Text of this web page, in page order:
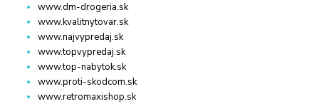
www.dm-drogeria.sk
www.kvalitnytovar.sk
www.najvypredaj.sk
www.topvypredaj.sk
www.top-nabytok.sk
www.proti-skodcom.sk
www.retromaxishop.sk